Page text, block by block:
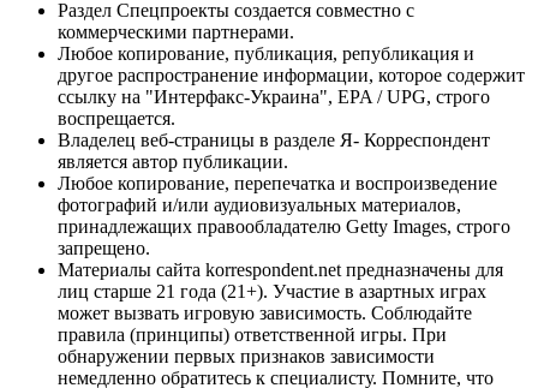
Раздел Спецпроекты создается совместно с
коммерческими партнерами.
Любое копирование, публикация, републикация и
другое распространение информации, которое содержит
ссылку на "Интерфакс-Украина", EPA / UPG, строго
воспрещается.
Владелец веб-страницы в разделе Я- Корреспондент
является автор публикации.
Любое копирование, перепечатка и воспроизведение
фотографий и/или аудиовизуальных материалов,
принадлежащих правообладателю Getty Images, строго
запрещено.
Материалы сайта korrespondent.net предназначены для
лиц старше 21 года (21+). Участие в азартных играх
может вызвать игровую зависимость. Соблюдайте
правила (принципы) ответственной игры. При
обнаружении первых признаков зависимости
немедленно обратитесь к специалисту. Помните, что